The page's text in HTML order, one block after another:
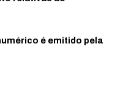
é emitido pela